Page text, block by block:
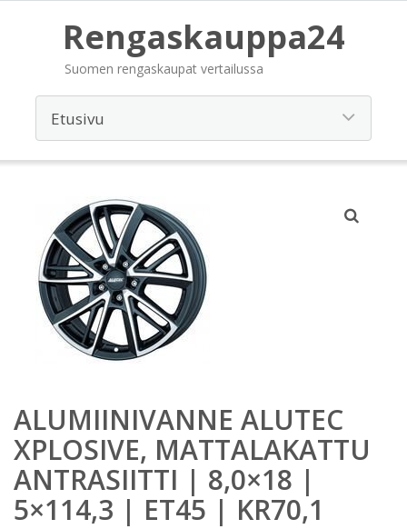
Rengaskauppa24
Suomen rengaskaupat vertailussa
ALUMIINIVANNE ALUTEC
XPLOSIVE, MATTALAKATTU
ANTRASIITTI | 8,0×18 |
5×114,3 | ET45 | KR70,1